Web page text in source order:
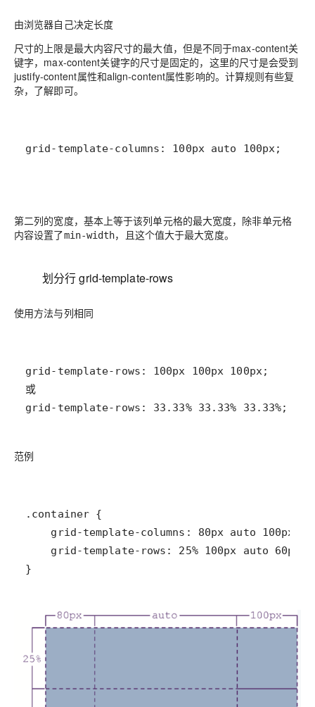
由浏览器自己决定长度
尺寸的上限是最大内容尺寸的最大值，但是不同于max-content关
键字，max-content关键字的尺寸是固定的，这里的尺寸是会受到
justify-content属性和align-content属性影响的。计算规则有些复
杂，了解即可。
grid-template-columns: 100px auto 100px;
第二列的宽度，基本上等于该列单元格的最大宽度，除非单元格
内容设置了min-width，且这个值大于最大宽度。
划分行 grid-template-rows
使用方法与列相同
grid-template-rows: 33.33% 33.33% 33.33%;
范例
}